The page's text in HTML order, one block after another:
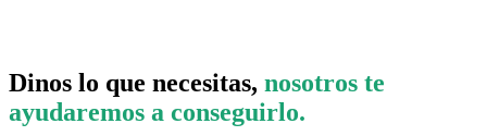
Dinos lo que necesitas, nosotros te
ayudaremos a conseguirlo.